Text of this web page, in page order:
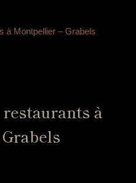
à Montpellier – Grabels
à